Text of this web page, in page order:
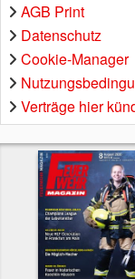
AGB Print
Datenschutz
Cookie-Manager
Verträge hier